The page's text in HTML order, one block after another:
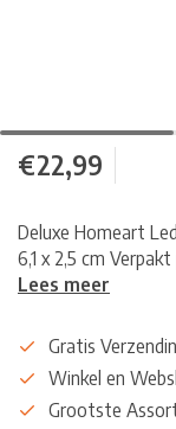
€22,99
Deluxe Homeart
6,1 x 2,5 cm
Lees meer
Gratis
Winkel en
Grootste